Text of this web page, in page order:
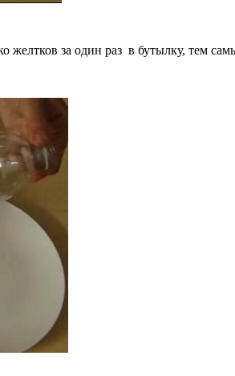
желтков за один раз в бутылку, тем